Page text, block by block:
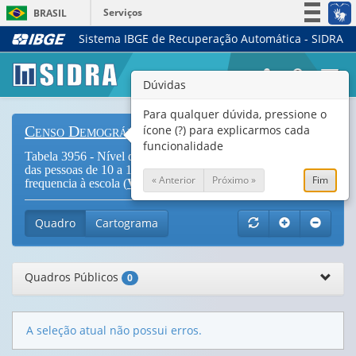
BRASIL
Serviços
Simplifique!
Legislação
Canais
Sistema IBGE de Recuperação Automática - SIDRA
Censo Demográfico
Tabela 3956 - Nível da ocupação, na semana de referência,
das pessoas de 10 a 17 anos de idade, por grupos de idade e
frequencia à escola (Vide Notas)
Quadro Cartograma
Quadros Públicos 0
A seleção atual não possui erros.
Dúvidas
Para qualquer dúvida, pressione o
ícone (?) para explicarmos cada
funcionalidade
« Anterior Próximo » Fim